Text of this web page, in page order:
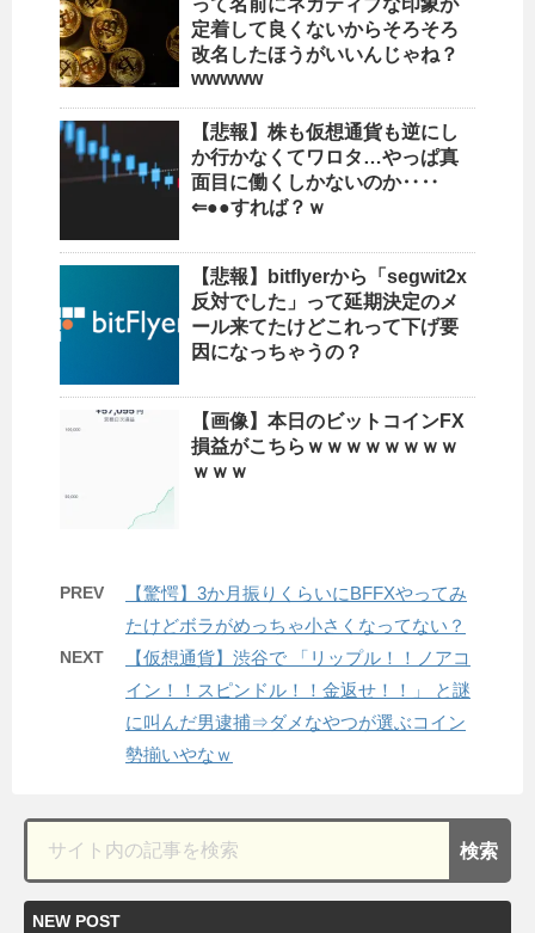
って名前にネガティブな印象が
定着して良くないからそろそろ
改名したほうがいいんじゃね？
wwwww
【悲報】株も仮想通貨も逆にし
か行かなくてワロタ…やっぱ真
面目に働くしかないのか‥‥
⇐●●すれば？ｗ
【悲報】bitflyerから「segwit2x
反対でした」って延期決定のメ
ール来てたけどこれって下げ要
因になっちゃうの？
【画像】本日のビットコインFX
損益がこちらｗｗｗｗｗｗｗｗ
ｗｗｗ
PREV
【驚愕】3か月振りくらいにBFFXやってみ
たけどボラがめっちゃ小さくなってない？
NEXT
【仮想通貨】渋谷で 「リップル！！ノアコ
イン！！スピンドル！！金返せ！！」 と謎
に叫んだ男逮捕⇒ダメなやつが選ぶコイン
勢揃いやなｗ
NEW POST